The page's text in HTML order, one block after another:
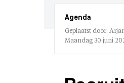
Agenda
Geplaatst door:
Maandag 30 juni